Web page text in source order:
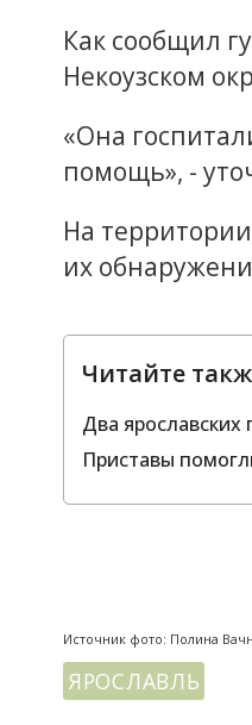
Как сообщил
Некоузском
«Она
помощь», -
На
их
Читайте
Два
Приставы
Источник фото: Полина
ЯРОСЛАВЛЬ